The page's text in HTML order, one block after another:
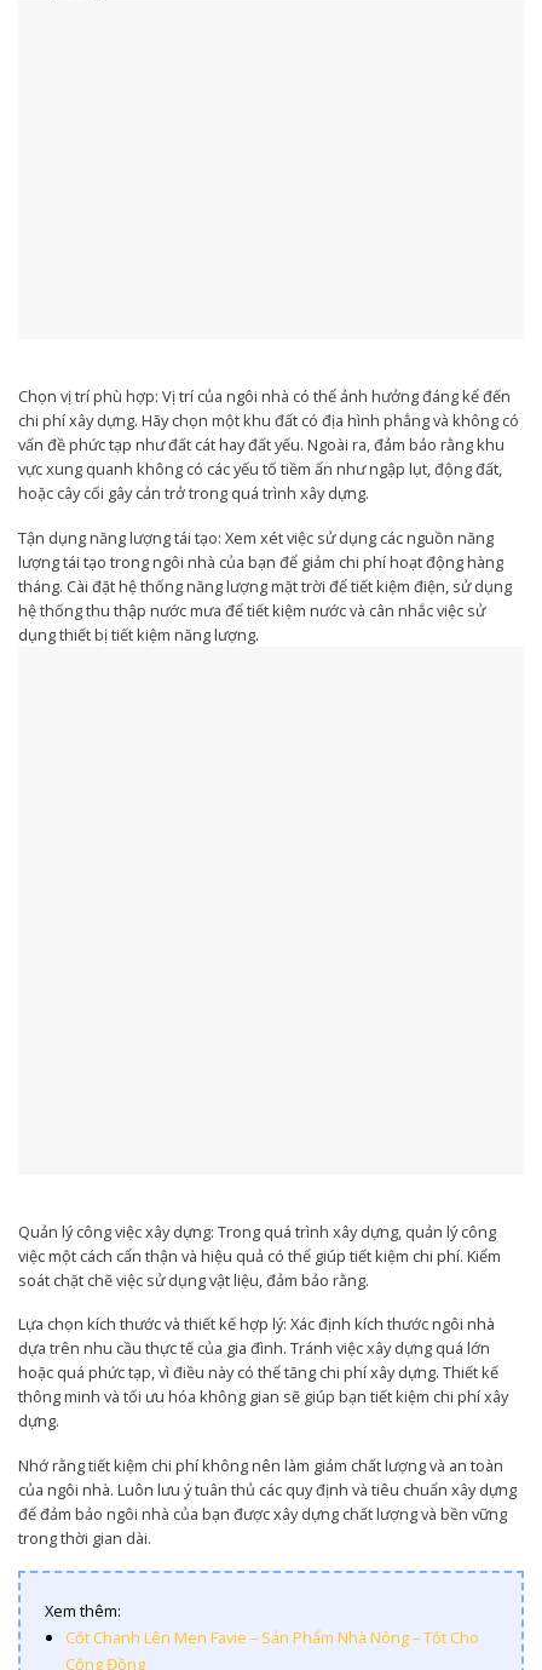
Chọn vị trí phù hợp: Vị trí của ngôi nhà có thể ảnh hưởng đáng kể đến
chi phí xây dựng. Hãy chọn một khu đất có địa hình phẳng và không có
vấn đề phức tạp như đất cát hay đất yếu. Ngoài ra, đảm bảo rằng khu
vực xung quanh không có các yếu tố tiềm ẩn như ngập lụt, động đất,
hoặc cây cối gây cản trở trong quá trình xây dựng.
Tận dụng năng lượng tái tạo: Xem xét việc sử dụng các nguồn năng
lượng tái tạo trong ngôi nhà của bạn để giảm chi phí hoạt động hàng
tháng. Cài đặt hệ thống năng lượng mặt trời để tiết kiệm điện, sử dụng
hệ thống thu thập nước mưa để tiết kiệm nước và cân nhắc việc sử
dụng thiết bị tiết kiệm năng lượng.
Quản lý công việc xây dựng: Trong quá trình xây dựng, quản lý công
việc một cách cẩn thận và hiệu quả có thể giúp tiết kiệm chi phí. Kiểm
soát chặt chẽ việc sử dụng vật liệu, đảm bảo rằng.
Lựa chọn kích thước và thiết kế hợp lý: Xác định kích thước ngôi nhà
dựa trên nhu cầu thực tế của gia đình. Tránh việc xây dựng quá lớn
hoặc quá phức tạp, vì điều này có thể tăng chi phí xây dựng. Thiết kế
thông minh và tối ưu hóa không gian sẽ giúp bạn tiết kiệm chi phí xây
dựng.
Nhớ rằng tiết kiệm chi phí không nên làm giảm chất lượng và an toàn
của ngôi nhà. Luôn lưu ý tuân thủ các quy định và tiêu chuẩn xây dựng
để đảm bảo ngôi nhà của bạn được xây dựng chất lượng và bền vững
trong thời gian dài.
Xem thêm:
Cốt Chanh Lên Men Favie – Sản Phẩm Nhà Nông – Tốt Cho
Cộng Đồng